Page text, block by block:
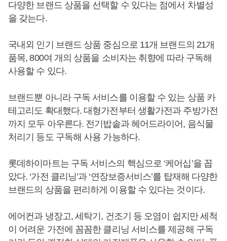
다양한 브랜드 상품을 선택할 수 있다는 점에서 차별성
을 갖는다.
국내외 인기 브랜드 상품 중심으로 11개 브랜드의 21개
품목, 800여 개의 상품을 소비자는 취향에 따라 구독해
사용할 수 있다.
브랜드뿐 아니라 구독 서비스를 이용할 수 있는 상품 카
테고리도 확대했다. 대형가전부터 생활가전과 주방가전
까지 모두 아우른다. 전기밥솥과 헤어드라이어, 음식물
처리기 등도 구독해 사용 가능하다.
롯데하이마트는 구독 서비스의 핵심으로 ‘케어십’을 꼽
았다. ‘가전 클리닝’과 ‘연장보증서비스’를 탑재해 다양한
브랜드의 상품을 편리하게 이용할 수 있다는 것이다.
에어컨과 냉장고, 세탁기, 건조기 등 오염이 쉽지만 세척
이 어려운 가전에 꼼꼼한 클리닝 서비스를 제공해 구독